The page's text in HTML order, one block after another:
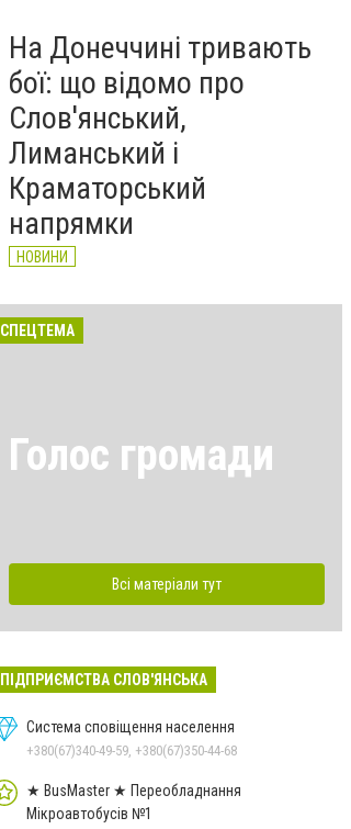
На Донеччині тривають
бої: що відомо про
Слов'янський,
Лиманський і
Краматорський
напрямки
НОВИНИ
СПЕЦТЕМА
Голос громади
Всі матеріали тут
ПІДПРИЄМСТВА СЛОВ'ЯНСЬКА
Система сповіщення населення
+380(67)340-49-59, +380(67)350-44-68
★ BusMaster ★ Переобладнання
Мікроавтобусів №1